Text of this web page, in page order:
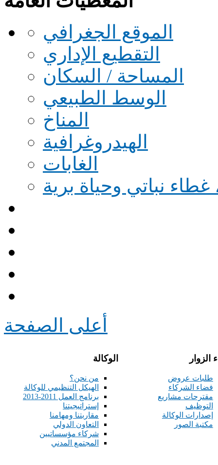
الموقع الجغرافي
التقطيع الإداري
المساحة / السكان
الوسط الطبيعي
المناخ
الهيدروغرافية
الغابات
غطاء نباتي وحياة برية
أعلى الصفحة
الوكالة
من نحن؟
الهيكل التنظيمي للوكالة
برنامج العمل 2011-2013
إستراتيجيتنا
مقاربتنا ومهامنا
التعاون الدولي
شركاء مؤسساتيين
المجتمع المدني
الزوار
طلبات عروض
فضاء الشركاء
مقترحات مشاريع
التوظيف
إصدارات الوكالة
مكتبة الصور